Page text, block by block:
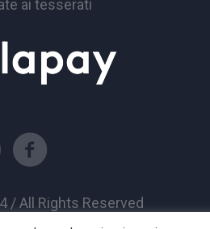
ai tesserati
/ All Rights Reserved